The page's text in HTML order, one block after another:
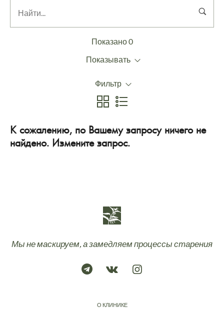
Показано 0
Показывать
Фильтр
К сожалению, по Вашему запросу ничего не
найдено. Измените запрос.
Мы не маскируем, а замедляем процессы старения
О КЛИНИКЕ